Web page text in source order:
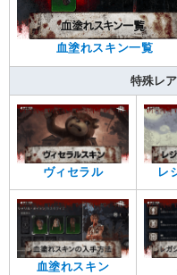
血塗れスキン一覧
特殊レ
ヴィセラル レ
血塗れスキン